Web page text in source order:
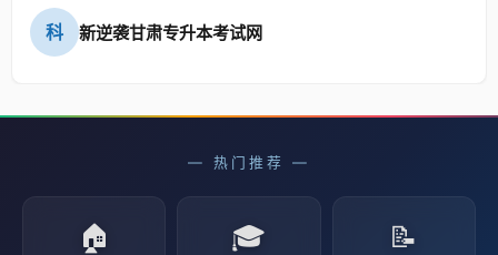
科 新逆袭甘肃专升本考试网
— 热门推荐 —
🏠 🎓 📝